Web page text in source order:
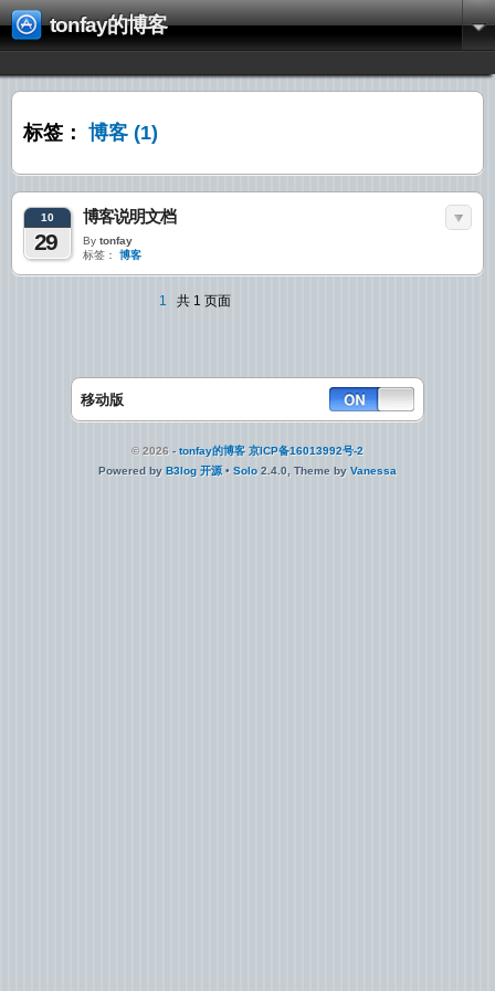
tonfay的博客
标签： 博客 (1)
10
29
博客说明文档
By tonfay
标签：
博客
1 共 1 页面
移动版
© 2026 -tonfay的博客 京ICP备16013992号-2
Powered by B3log 开源• Solo2.4.0, Theme by Vanessa